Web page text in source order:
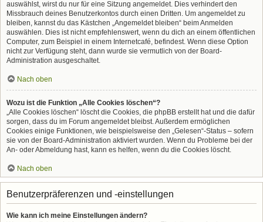
auswählst, wirst du nur für eine Sitzung angemeldet. Dies verhindert den
Missbrauch deines Benutzerkontos durch einen Dritten. Um angemeldet zu
bleiben, kannst du das Kästchen „Angemeldet bleiben“ beim Anmelden
auswählen. Dies ist nicht empfehlenswert, wenn du dich an einem öffentlichen
Computer, zum Beispiel in einem Internetcafé, befindest. Wenn diese Option
nicht zur Verfügung steht, dann wurde sie vermutlich von der Board-
Administration ausgeschaltet.
Nach oben
Wozu ist die Funktion „Alle Cookies löschen“?
„Alle Cookies löschen“ löscht die Cookies, die phpBB erstellt hat und die dafür
sorgen, dass du im Forum angemeldet bleibst. Außerdem ermöglichen
Cookies einige Funktionen, wie beispielsweise den „Gelesen“-Status – sofern
sie von der Board-Administration aktiviert wurden. Wenn du Probleme bei der
An- oder Abmeldung hast, kann es helfen, wenn du die Cookies löscht.
Nach oben
Benutzerpräferenzen und -einstellungen
Wie kann ich meine Einstellungen ändern?